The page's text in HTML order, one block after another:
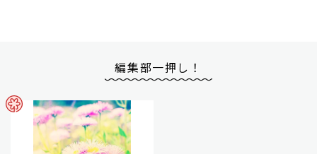
編集部一押し！